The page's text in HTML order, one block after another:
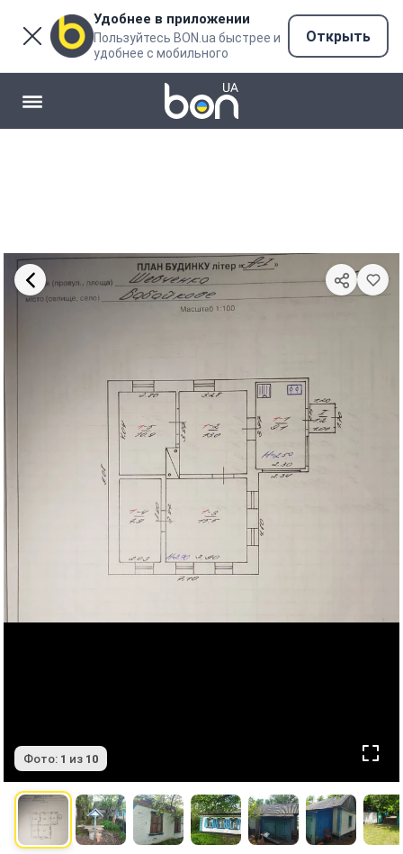
Удобнее в приложении
Пользуйтесь BON.ua быстрее и
удобнее с мобильного
Открыть
Фото: 1 из 10